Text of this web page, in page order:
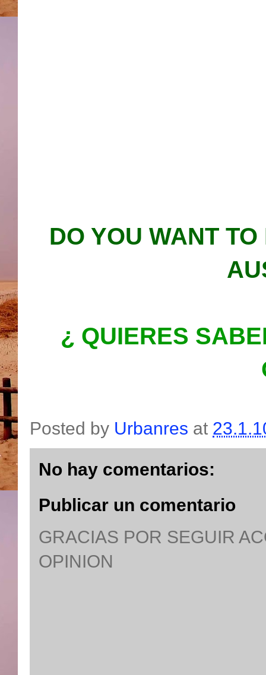
DO YOU WANT
¿ QUIERES
Posted by Urbanres at
No hay comentarios:
Publicar un comentario
GRACIAS POR SEGUIR
OPINION